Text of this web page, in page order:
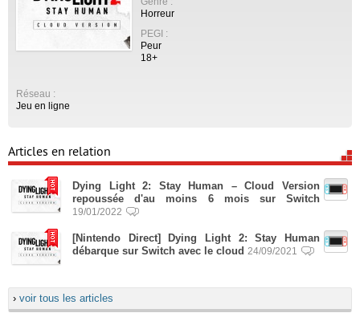
Horreur
PEGI :
Peur
18+
Réseau :
Jeu en ligne
Articles en relation
Dying Light 2: Stay Human – Cloud Version
repoussée d'au moins 6 mois sur Switch
19/01/2022
[Nintendo Direct] Dying Light 2: Stay Human
débarque sur Switch avec le cloud 24/09/2021
› voir tous les articles